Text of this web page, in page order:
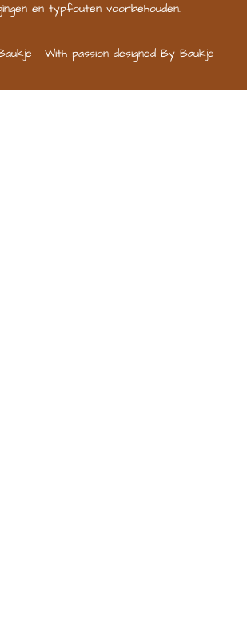
en typfouten voorbehouden.
- With passion designed By Baukje